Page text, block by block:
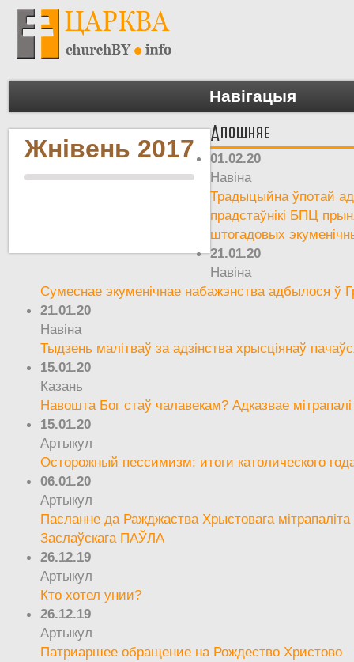
Навігацыя
Жнівень 2017
Апошняе
01.02.20
Навіна
Традыцыйна ўпотай ад
прадстаўнікі БПЦ
штогадовых
21.01.20
Навіна
Сумеснае экуменічнае набажэнства адбылося ў
21.01.20
Навіна
Тыдзень малітваў за адзінства хрысціянаў
15.01.20
Казань
Навошта Бог стаў чалавекам? Адказвае
15.01.20
Артыкул
Осторожный пессимизм: итоги католического
06.01.20
Артыкул
Пасланне да Ражджаства Хрыстовага мітрапаліта
Заслаўскага ПАЎЛА
26.12.19
Артыкул
Кто хотел унии?
26.12.19
Артыкул
Патриаршее обращение на Рождество Христово